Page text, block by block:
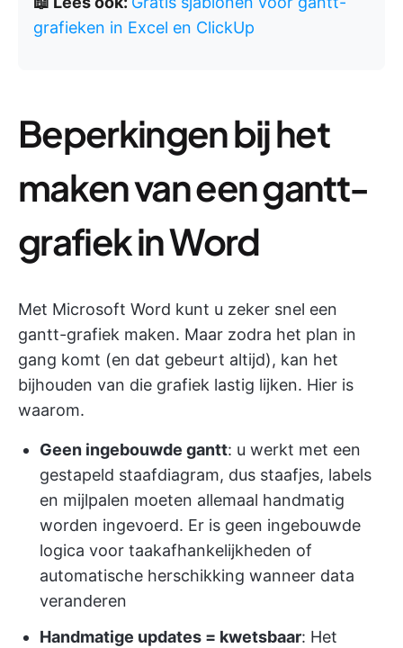
grafieken in Excel en ClickUp
Beperkingen bij het
maken van een gantt-
grafiek in Word
Met Microsoft Word kunt u zeker snel een
gantt-grafiek maken. Maar zodra het plan in
gang komt (en dat gebeurt altijd), kan het
bijhouden van die grafiek lastig lijken. Hier is
waarom.
Geen ingebouwde gantt: u werkt met een
gestapeld staafdiagram, dus staafjes, labels
en mijlpalen moeten allemaal handmatig
worden ingevoerd. Er is geen ingebouwde
logica voor taakafhankelijkheden of
automatische herschikking wanneer data
veranderen
Handmatige updates = kwetsbaar: Het